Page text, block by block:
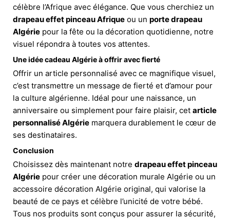
célèbre l’Afrique avec élégance. Que vous cherchiez un
drapeau effet pinceau Afrique ou un porte drapeau
Algérie pour la fête ou la décoration quotidienne, notre
visuel répondra à toutes vos attentes.
Une idée cadeau Algérie à offrir avec fierté
Offrir un article personnalisé avec ce magnifique visuel,
c’est transmettre un message de fierté et d’amour pour
la culture algérienne. Idéal pour une naissance, un
anniversaire ou simplement pour faire plaisir, cet article
personnalisé Algérie marquera durablement le cœur de
ses destinataires.
Conclusion
Choisissez dès maintenant notre drapeau effet pinceau
Algérie pour créer une décoration murale Algérie ou un
accessoire décoration Algérie original, qui valorise la
beauté de ce pays et célèbre l’unicité de votre bébé.
Tous nos produits sont conçus pour assurer la sécurité,